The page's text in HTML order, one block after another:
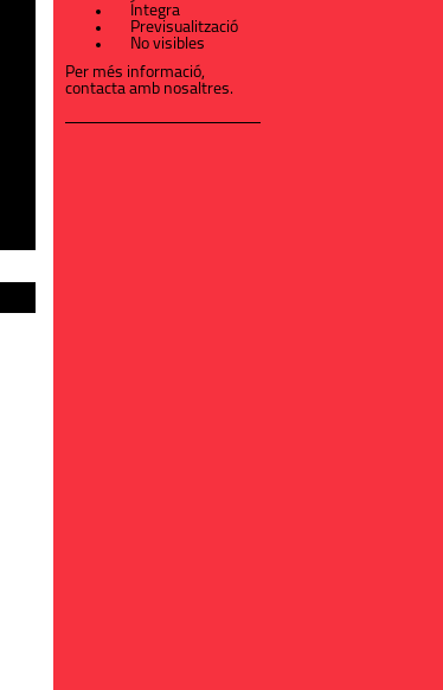
Íntegra
Previsualització
No visibles
Per més informació,
contacta amb nosaltres.